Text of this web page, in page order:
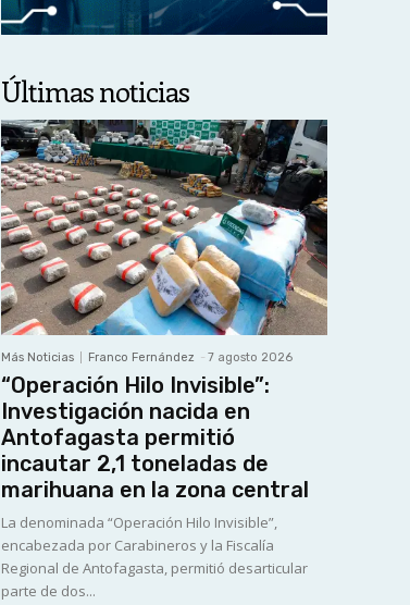
Últimas noticias
Más Noticias Franco Fernández - 7 agosto 2026
“Operación Hilo Invisible”:
Investigación nacida en
Antofagasta permitió
incautar 2,1 toneladas de
marihuana en la zona central
La denominada “Operación Hilo Invisible”,
encabezada por Carabineros y la Fiscalía
Regional de Antofagasta, permitió desarticular
parte de dos...